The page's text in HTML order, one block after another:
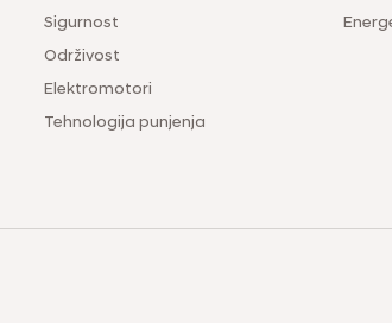
Sigurnost
Održivost
Elektromotori
Tehnologija punjenja